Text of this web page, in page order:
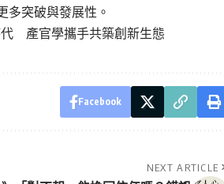
多突破與發展性。
產官學攜手共築創新生態
Facebook
NEXT ARTICLE